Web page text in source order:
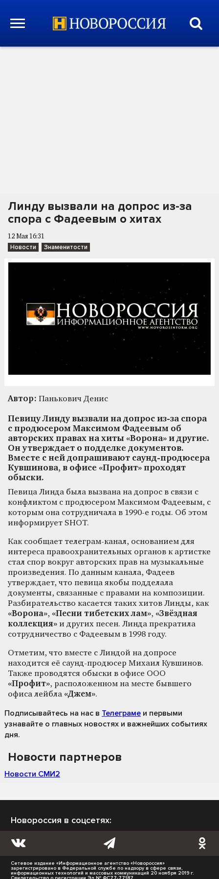
Линду вызвали на допрос из-за
спора с Фадеевым о хитах
12 Мая 16:31
Новости Знаменитости
Автор: Панькович Денис
Певицу Линду вызвали на допрос из-за спора
с продюсером Максимом Фадеевым об
авторских правах на хиты «Ворона» и другие.
Он утверждает о подделке документов.
Вместе с ней допрашивают саунд-продюсера
Кувшинова, в офисе «Профит» проходят
обыски.
Певица Линда была вызвана на допрос в связи с
конфликтом с продюсером Максимом Фадеевым, с
которым она сотрудничала в 1990-е годы. Об этом
информирует SHOT.
Как сообщает телеграм-канал, основанием для
интереса правоохранительных органов к артистке
стал спор вокруг авторских прав на музыкальные
произведения. По данным канала, Фадеев
утверждает, что певица якобы подделала
документы, связанные с правами на композиции.
Разбирательство касается таких хитов Линды, как
«Ворона», «Песни тибетских лам», «Звёздная
коллекция» и других песен. Линда прекратила
сотрудничество с Фадеевым в 1998 году.
Отметим, что вместе с Линдой на допросе
находится её саунд-продюсер Михаил Кувшинов.
Также проводятся обыски в офисе ООО
«Профит», расположенном на месте бывшего
офиса лейбла «Джем».
Подписывайтесь на нас в Телеграме и первыми
узнавайте о главных новостях и важнейших событиях
дня.
Новости партнеров
Новости СМИ2
Новороссия в соцсетях:
Сетевое издание «Информационное агентство «Новороссия»
зарегистрировано в Федеральной службе по надзору в сфере связи,
информационных технологий и массовых коммуникаций 20 ноября 2019 г.